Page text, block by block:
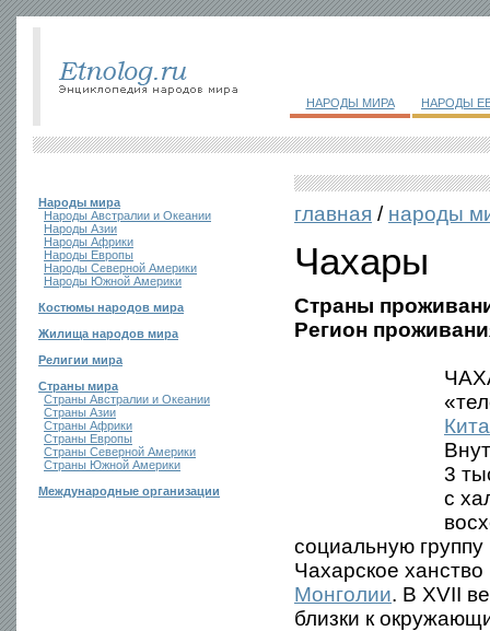
НАРОДЫ МИРА НАРОДЫ
Народы мира
Народы Австралии и Океании
Народы Азии
Народы Африки
Народы Европы
Народы Северной Америки
Народы Южной Америки
Костюмы народов мира
Жилища народов мира
Религии мира
Страны мира
Страны Австралии и Океании
Страны Азии
Страны Африки
Страны Европы
Страны Северной Америки
Страны Южной Америки
Международные организации
главная / народы
Чахары
Страны
Регион
3
с
социальную
Чахарское
Монголии. В XVII
близки к